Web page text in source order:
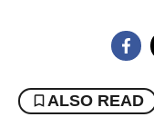
ALSO READ